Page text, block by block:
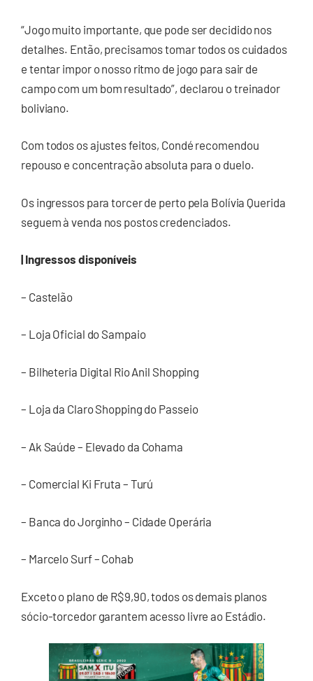
“Jogo muito importante, que pode ser decidido nos
detalhes. Então, precisamos tomar todos os cuidados
e tentar impor o nosso ritmo de jogo para sair de
campo com um bom resultado”, declarou o treinador
boliviano.
Com todos os ajustes feitos, Condé recomendou
repouso e concentração absoluta para o duelo.
Os ingressos para torcer de perto pela Bolívia Querida
seguem à venda nos postos credenciados.
| Ingressos disponíveis
– Castelão
– Loja Oficial do Sampaio
– Bilheteria Digital Rio Anil Shopping
– Loja da Claro Shopping do Passeio
– Ak Saúde – Elevado da Cohama
– Comercial Ki Fruta – Turú
– Banca do Jorginho – Cidade Operária
– Marcelo Surf – Cohab
Exceto o plano de R$9,90, todos os demais planos
sócio-torcedor garantem acesso livre ao Estádio.